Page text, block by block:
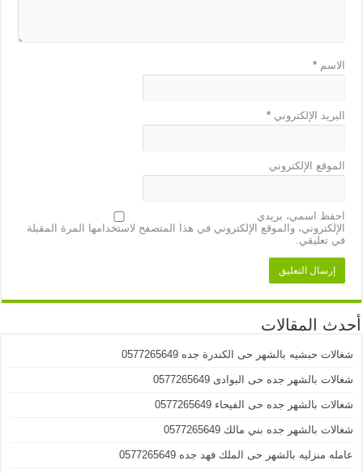
الاسم*
البريد الإلكتروني*
الموقع الإلكتروني
احفظ اسمي، بريدي
الإلكتروني، والموقع الإلكتروني في هذا المتصفح لاستخدامها المرة المقبلة
في تعليقي.
أحدث المقالات
شغالات حبشيه بالشهر حى الكندرة جده 0577265649
شغالات بالشهر جده حى البوادى 0577265649
شغالات بالشهر جده حى الفيحاء 0577265649
شغالات بالشهر جده بني مالك 0577265649
عامله منزليه بالشهر حى الملك فهد جده 0577265649